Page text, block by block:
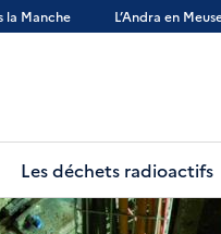
la Manche L’Andra en
Les déchets radioactifs